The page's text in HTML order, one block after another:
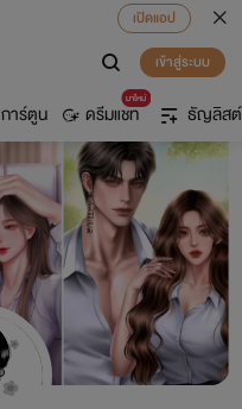
เปิดแอป
เข้าสู่ระบบ
การ์ตูน
มาใหม่
ดรีมแชท ธัญลิสต์